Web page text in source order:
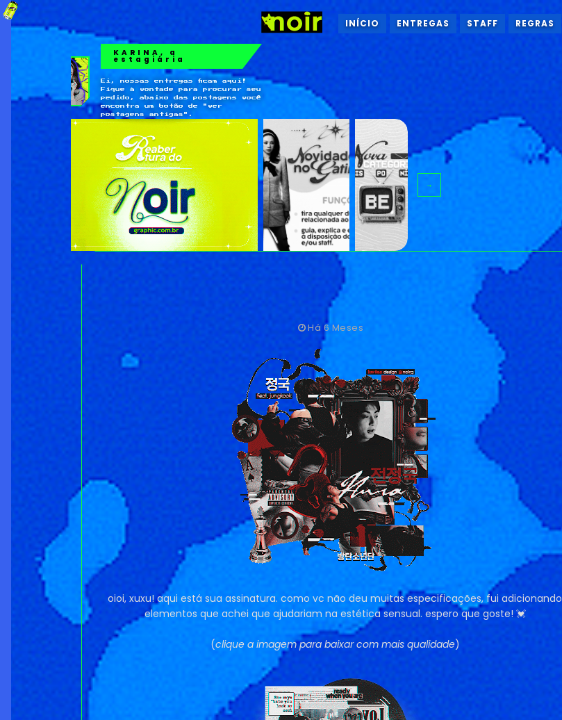
INÍCIO ENTREGAS STAFF REGRAS
KARINA, a
estagiária
Ei, nossas entregas ficam aqui!
Fique à vontade para procurar seu
pedido, abaixo das postagens você
encontra um botão de "ver
postagens antigas".
→
Há 6 Meses
oioi, xuxu! aqui está sua assinatura. como vc não deu muitas especificações, fui adicionando
elementos que achei que ajudariam na estética sensual. espero que goste! 💓
(clique a imagem para baixar com mais qualidade)